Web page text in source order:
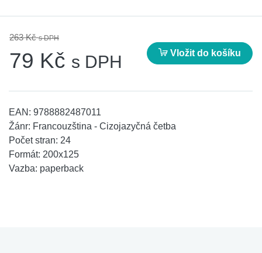
263 Kčs DPH
79 Kč s DPH Vložit do košíku
EAN: 9788882487011
Žánr: Francouzština - Cizojazyčná četba
Počet stran: 24
Formát: 200x125
Vazba: paperback